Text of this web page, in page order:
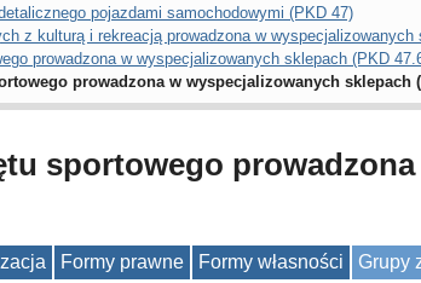
pojazdami samochodowymi (PKD 47)
z kulturą i rekreacją prowadzona w wyspecjalizowanych
prowadzona w wyspecjalizowanych sklepach (PKD
prowadzona w wyspecjalizowanych sklepach
sportowego
Formy prawne Formy własności Grupy